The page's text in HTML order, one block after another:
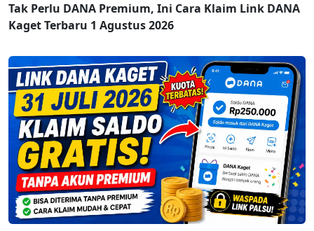
Tak Perlu DANA Premium, Ini Cara Klaim Link DANA
Kaget Terbaru 1 Agustus 2026